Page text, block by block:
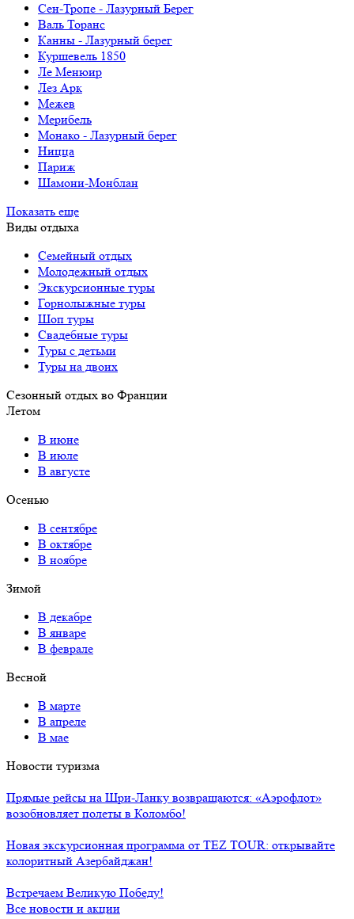
Cен-Тропе - Лазурный Берег
Валь Торанс
Канны - Лазурный берег
Куршевель 1850
Ле Менюир
Лез Арк
Межев
Мерибель
Монако - Лазурный берег
Ницца
Париж
Шамони-Монблан
Показать еще
Виды отдыха
Семейный отдых
Молодежный отдых
Экскурсионные туры
Горнолыжные туры
Шоп туры
Свадебные туры
Туры с детьми
Туры на двоих
Сезонный отдых во Франции
Летом
В июне
В июле
В августе
Осенью
В сентябре
В октябре
В ноябре
Зимой
В декабре
В январе
В феврале
Весной
В марте
В апреле
В мае
Новости туризма
Прямые рейсы на Шри-Ланку возвращаются: «Аэрофлот»
возобновляет полеты в Коломбо!
Новая экскурсионная программа от TEZ TOUR: открывайте
колоритный Азербайджан!
Встречаем Великую Победу!
Все новости и акции